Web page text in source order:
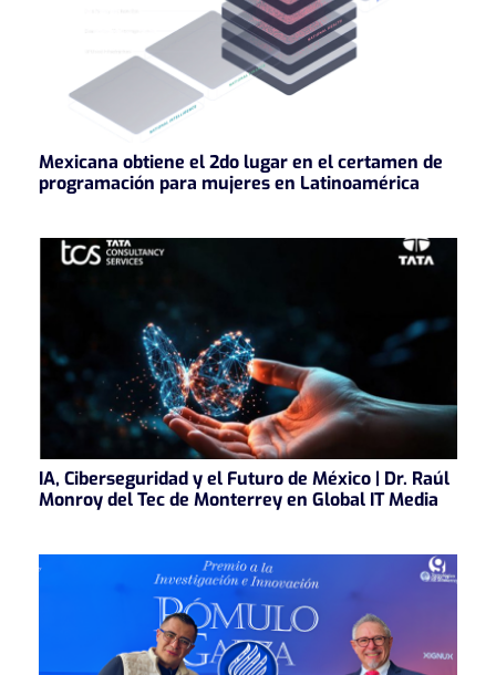
Mexicana obtiene el 2do lugar en el certamen de
programación para mujeres en Latinoamérica
IA, Ciberseguridad y el Futuro de México | Dr. Raúl
Monroy del Tec de Monterrey en Global IT Media